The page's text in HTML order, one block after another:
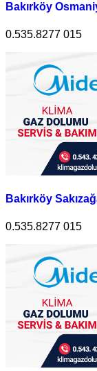
Bakırköy
0.535.8277 015
Bakırköy
0.535.8277 015